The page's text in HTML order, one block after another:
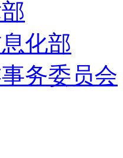
化部
务委员会